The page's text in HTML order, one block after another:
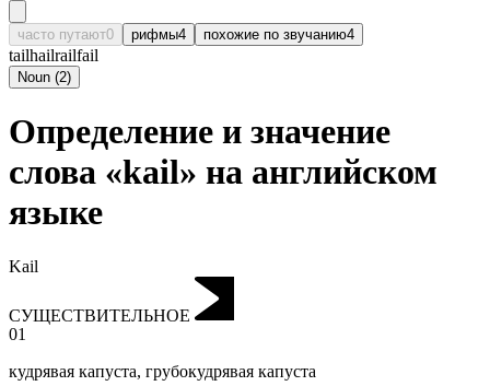
часто путают0 рифмы4 похожие по звучанию4
tailhailrailfail
Noun (2)
Определение и значение
слова «kail» на английском
языке
Kail
СУЩЕСТВИТЕЛЬНОЕ
01
кудрявая капуста, грубокудрявая капуста